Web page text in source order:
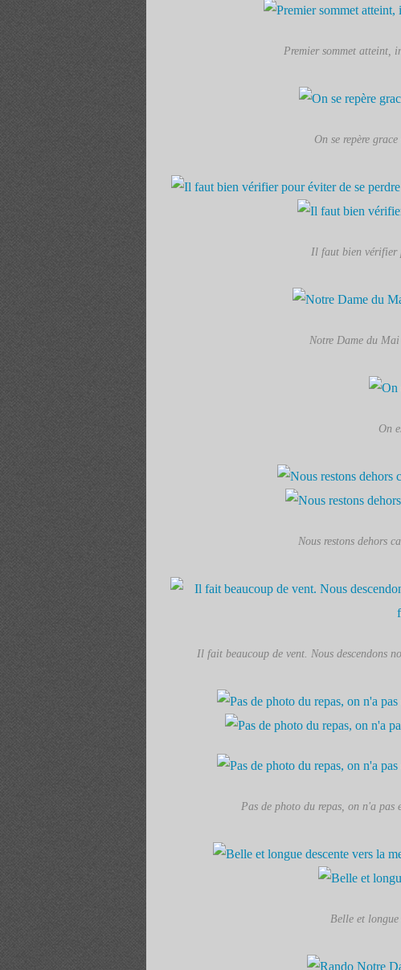
Premier sommet atteint,
On se repère
Il faut bien vérifier
Notre Dame du
On
Nous restons dehors
Il fait beaucoup de vent. Nous descendons
Pas de photo du repas, on n'a pas
Belle et longue